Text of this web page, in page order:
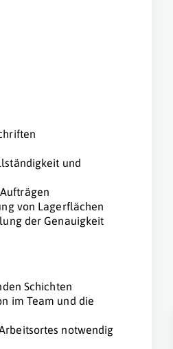
und
von Lagerflächen
der Genauigkeit
Schichten
im Team und die
notwendig